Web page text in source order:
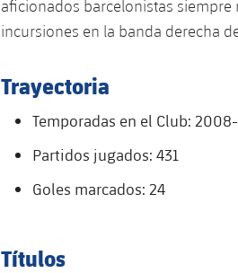
aficionados barcelonistas siempre
incursiones en la banda derecha
Trayectoria
Temporadas en el Club:
Partidos jugados: 431
Goles marcados: 24
Títulos